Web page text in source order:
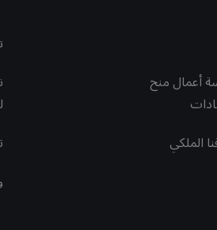
أعمال منح
الملكي